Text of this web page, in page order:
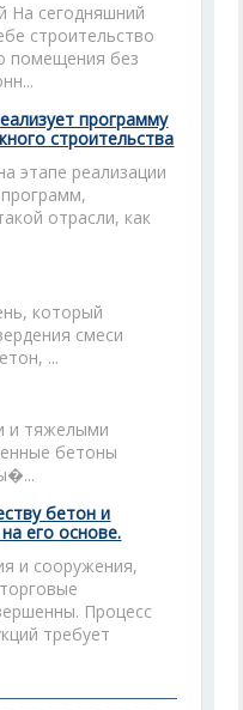
На сегодняшний
строительство
помещения без
программу
строительства
этапе реализации
отрасли, как
который
смеси
...
и тяжелыми
бетоны
бетон и
его основе.
и сооружения,
Процесс
требует